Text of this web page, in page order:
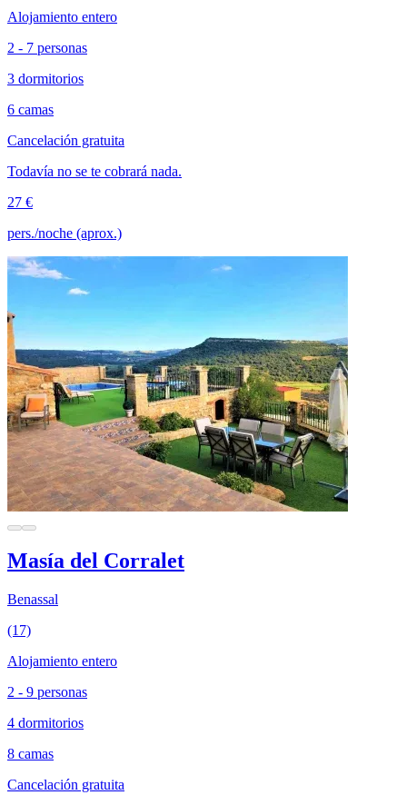
Alojamiento entero
2 - 7 personas
3 dormitorios
6 camas
Cancelación gratuita
Todavía no se te cobrará nada.
27 €
pers./noche (aprox.)
Masía del Corralet
Benassal
(17)
Alojamiento entero
2 - 9 personas
4 dormitorios
8 camas
Cancelación gratuita